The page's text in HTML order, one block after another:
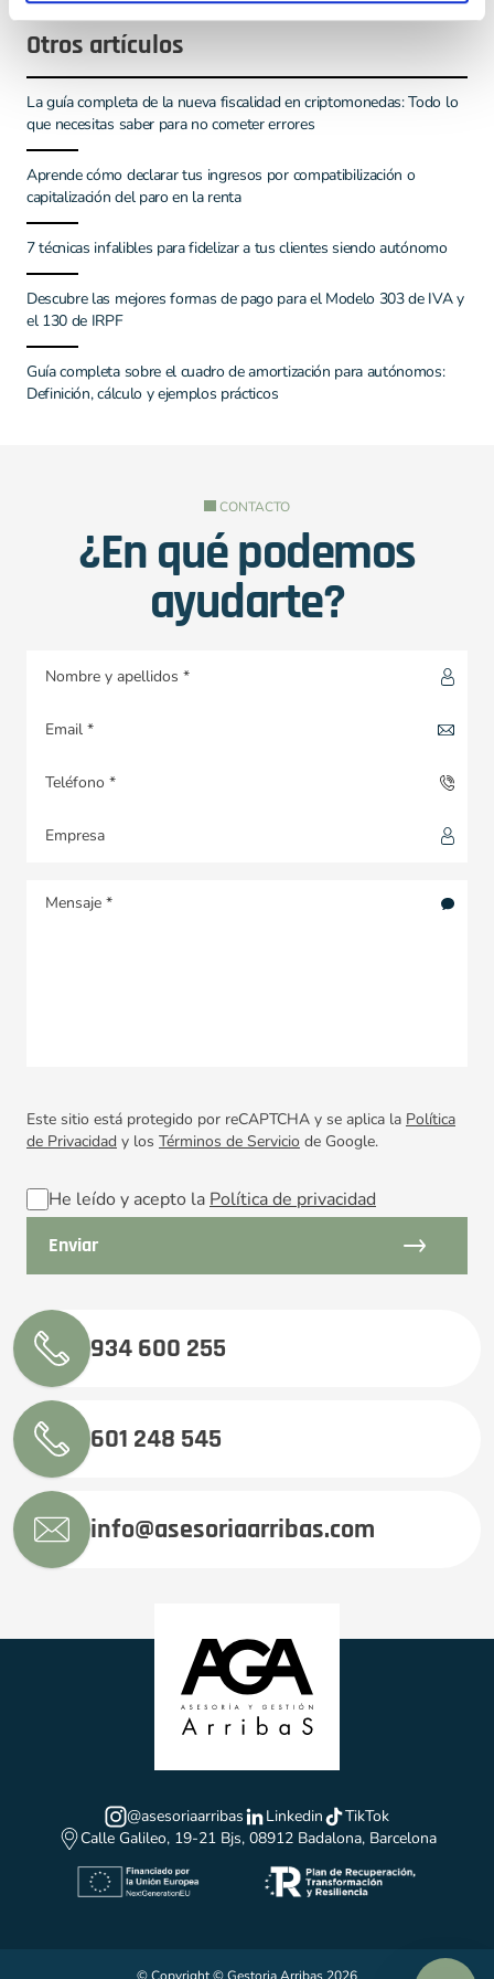
Otros artículos
La guía completa de la nueva fiscalidad en criptomonedas: Todo lo
que necesitas saber para no cometer errores
Aprende cómo declarar tus ingresos por compatibilización o
capitalización del paro en la renta
7 técnicas infalibles para fidelizar a tus clientes siendo autónomo
Descubre las mejores formas de pago para el Modelo 303 de IVA y
el 130 de IRPF
Guía completa sobre el cuadro de amortización para autónomos:
Definición, cálculo y ejemplos prácticos
CONTACTO
¿En qué podemos
ayudarte?
Este sitio está protegido por reCAPTCHA y se aplica la Política
de Privacidad y los Términos de Servicio de Google.
He leído y acepto la Política de privacidad
934 600 255
601 248 545
info@asesoriaarribas.com
@asesoriaarribas Linkedin
TikTok
Calle Galileo, 19-21 Bjs, 08912 Badalona, Barcelona